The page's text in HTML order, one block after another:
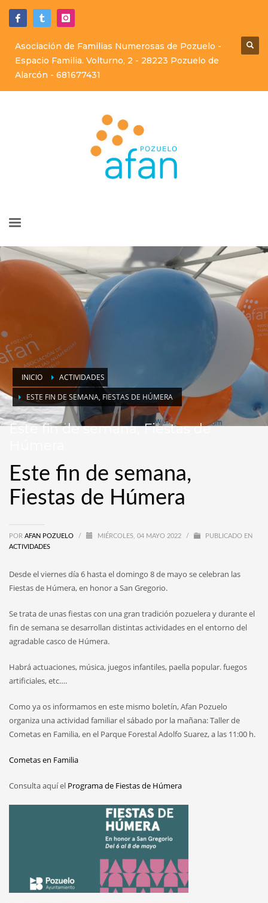
Asociación de Familias Numerosas de Pozuelo -
Espacio Familia. Volturno, 2 - 28223 Pozuelo de
Alarcón - 681677431
INICIO
ACTIVIDADES
ESTE FIN DE SEMANA, FIESTAS DE HÚMERA
Este fin de semana, Fiestas de
Este fin de semana,
Fiestas de Húmera
POR AFAN POZUELO / MIÉRCOLES, 04 MAYO 2022 /
PUBLICADO EN
ACTIVIDADES
Desde el viernes día 6 hasta el domingo 8 de mayo se celebran las
Fiestas de Húmera, en honor a San Gregorio.
Se trata de unas fiestas con una gran tradición pozuelera y durante el
fin de semana se desarrollan distintas actividades en el entorno del
agradable casco de Húmera.
Habrá actuaciones, música, juegos infantiles, paella popular. fuegos
artificiales, etc….
Como ya os informamos en este mismo boletín, Afan Pozuelo
organiza una actividad familiar el sábado por la mañana: Taller de
Cometas en Familia, en el Parque Forestal Adolfo Suarez, a las 11:00 h.
Cometas en Familia
Consulta aquí el Programa de Fiestas de Húmera